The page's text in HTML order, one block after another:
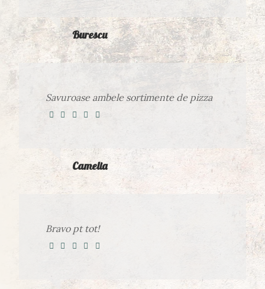
Burescu
Savuroase ambele sortimente de pizza
Camelia
Bravo pt tot!